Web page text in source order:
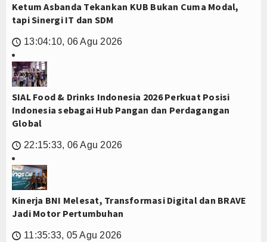
Ketum Asbanda Tekankan KUB Bukan Cuma Modal,
tapi Sinergi IT dan SDM
🕔 13:04:10, 06 Agu 2026
SIAL Food & Drinks Indonesia 2026 Perkuat Posisi
Indonesia sebagai Hub Pangan dan Perdagangan
Global
🕔 22:15:33, 06 Agu 2026
Kinerja BNI Melesat, Transformasi Digital dan BRAVE
Jadi Motor Pertumbuhan
🕔 11:35:33, 05 Agu 2026